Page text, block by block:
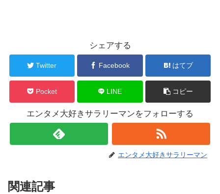
シェアする
Twitter Facebook はてブ
Pocket LINE コピー
エンタメ大好きサラリーマンをフォローする
エンタメ大好きサラリーマン
関連記事